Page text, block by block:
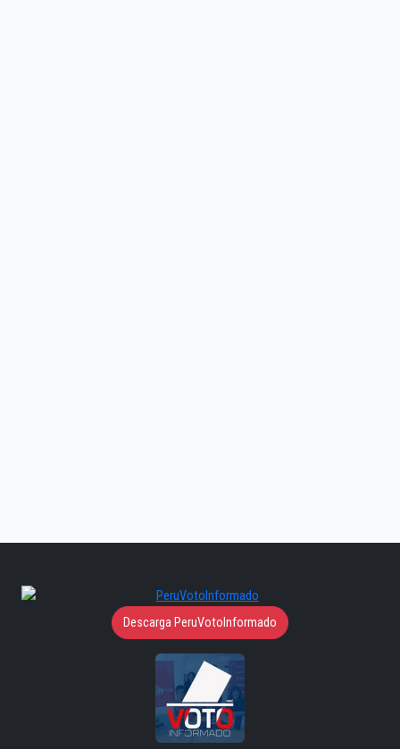
Descarga PeruVotoInformado